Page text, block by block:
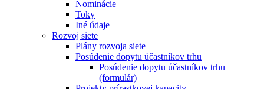
Nominácie
Toky
Iné údaje
Rozvoj siete
Plány rozvoja siete
Posúdenie dopytu účastníkov trhu
Posúdenie dopytu účastníkov trhu
(formulár)